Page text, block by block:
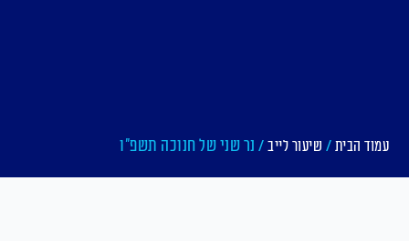
עמוד הבית / שיעור לייב / נר שני של חנוכה תשפ"ו